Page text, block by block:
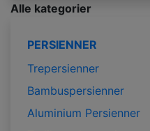
Alle kategorier
PERSIENNER
Trepersienner
Bambuspersienner
Aluminium Persienner